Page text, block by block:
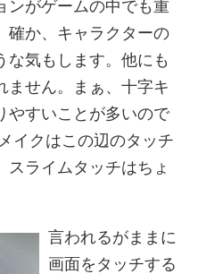
ンがゲームの中でも重
確か、キャラクターの
な気もします。他にも
ません。まぁ、十字キ
やすいことが多いので
イクはこの辺のタッチ
ライムタッチはちょ
言われるがままに
画面をタッチする